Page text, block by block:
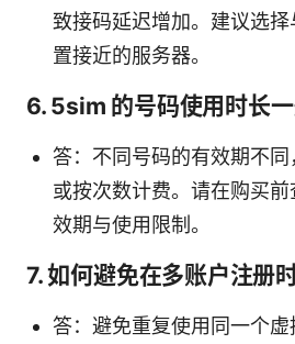
致接码延迟增加。建议选
置接近的服务器。
6. 5sim 的号码使用时长一
答：不同号码的有效期不
或按次数计费。请在购买
效期与使用限制。
7. 如何避免在多账户注册
答：避免重复使用同一个